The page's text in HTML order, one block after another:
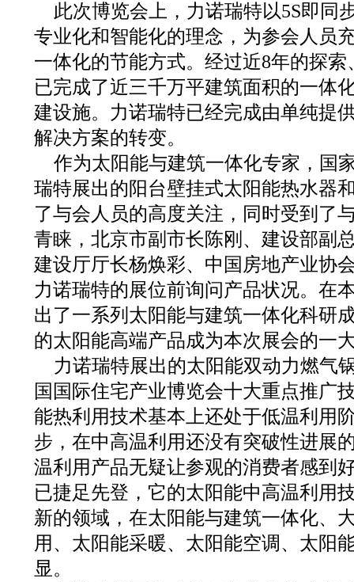
此次博览会上，力诺瑞特以5S即同
专业化和智能化的理念，为参会人员
一体化的节能方式。经过近8年的探
已完成了近三千万平建筑面积的一体
建设施。力诺瑞特已经完成由单纯提
解决方案的转变。
作为太阳能与建筑一体化专家，国
瑞特展出的阳台壁挂式太阳能热水器
了与会人员的高度关注，同时受到了
青睐，北京市副市长陈刚、建设部副
建设厅厅长杨焕彩、中国房地产业协
力诺瑞特的展位前询问产品状况。在
出了一系列太阳能与建筑一体化科研
的太阳能高端产品成为本次展会的一
力诺瑞特展出的太阳能双动力燃气
国国际住宅产业博览会十大重点推广
能热利用技术基本上还处于低温利用
步，在中高温利用还没有突破性进展
温利用产品无疑让参观的消费者感到
已捷足先登，它的太阳能中高温利用
新的领域，在太阳能与建筑一体化、
用、太阳能采暖、太阳能空调、太阳
显。